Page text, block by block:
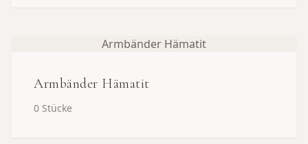
Armbänder Hämatit
Armbänder Hämatit
0 Stücke